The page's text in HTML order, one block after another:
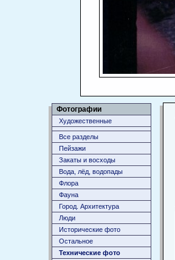
Фотографии
Художественные
Все разделы
Пейзажи
Закаты и восходы
Вода, лёд, водопады
Флора
Фауна
Город. Архитектура
Люди
Исторические фото
Остальное
Технические фото